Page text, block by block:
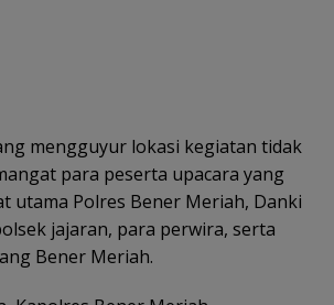
mengguyur lokasi kegiatan tidak
para peserta upacara yang
utama Polres Bener Meriah, Danki
jajaran, para perwira, serta
Bener Meriah.